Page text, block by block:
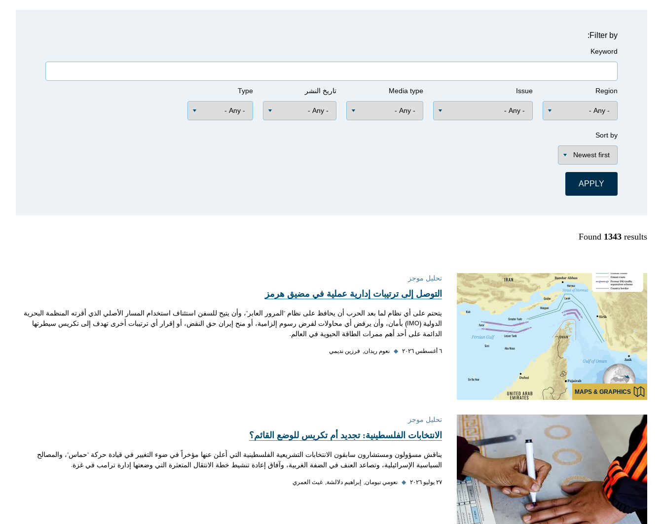
Filter by:
Keyword
Region
Issue
Media type تاريخ النشر Type
Sort by
Found 1343 results
MAPS & GRAPHICS
تحليل موجز
التوصل إلى ترتيبات إدارية عملية في مضيق هرمز
يتحتم على أي نظام لما بعد الحرب أن يحافظ على نظام "المرور العابر"، وأن يتيح للسفن استئناف استخدام المسار الأصلي الذي أقرته المنظمة البحرية
الدولية (IMO) بأمان، وأن يرفض أي محاولات لفرض رسوم إلزامية، أو منح إيران حق النقض، أو إقرار أي ترتيبات أخرى تهدف إلى تكريس سيطرتها
الدائمة على أحد أهم ممرات الطاقة الحيوية في العالم.
٦ أغسطس ٢٠٢٦ ◆ نعوم ريدان فرزين نديمي
تحليل موجز
الانتخابات الفلسطينية: تجديد أم تكريس للوضع القائم؟
يناقش مسؤولون ومستشارون سابقون الانتخابات التشريعية الفلسطينية التي أُعلن عنها مؤخراً في ضوء التغيير في قيادة حركة "حماس"، والمصالح
السياسية الإسرائيلية، وتصاعد العنف في الضفة الغربية، وآفاق إعادة تنشيط خطة الانتقال المتعثرة التي وضعتها إدارة ترامب في غزة.
٢٧ يوليو ٢٠٢٦ ◆ نعومي نيومان إبراهيم دلالشة غيث العمري